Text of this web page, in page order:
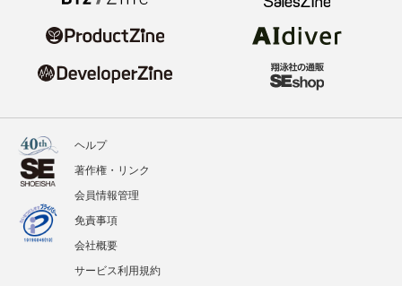
ヘルプ
著作権・リンク
会員情報管理
免責事項
会社概要
サービス利用規約